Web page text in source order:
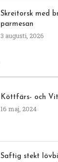
Skreitorsk med
parmesan
3 augusti, 2026
Köttfärs- och
16 maj, 2024
Saftig stekt